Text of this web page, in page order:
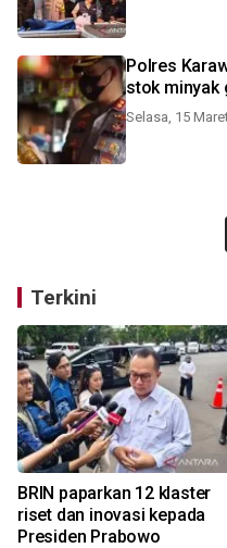
Polres
stok minyak
Selasa, 15
Terkini
BRIN paparkan 12 klaster
riset dan inovasi kepada
Presiden Prabowo